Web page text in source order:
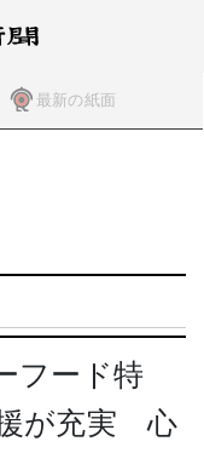
最新の紙面
フード特
が充実 心